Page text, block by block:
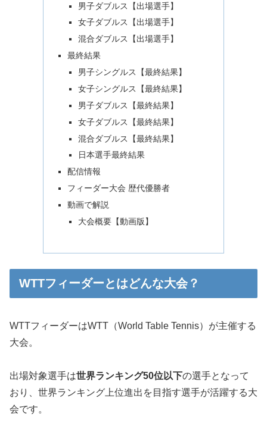
男子ダブルス【出場選手】
女子ダブルス【出場選手】
混合ダブルス【出場選手】
最終結果
男子シングルス【最終結果】
女子シングルス【最終結果】
男子ダブルス【最終結果】
女子ダブルス【最終結果】
混合ダブルス【最終結果】
日本選手最終結果
配信情報
フィーダー大会 歴代優勝者
動画で解説
大会概要【動画版】
WTTフィーダーとはどんな大会？
WTTフィーダーはWTT（World Table Tennis）が主催する
大会。
出場対象選手は世界ランキング50位以下の選手となって
おり、世界ランキング上位進出を目指す選手が活躍する大
会です。